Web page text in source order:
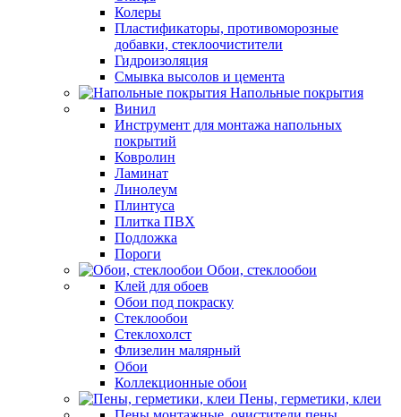
Колеры
Пластификаторы, противоморозные
добавки, стеклоочистители
Гидроизоляция
Смывка высолов и цемента
Напольные покрытия
Винил
Инструмент для монтажа напольных
покрытий
Ковролин
Ламинат
Линолеум
Плинтуса
Плитка ПВХ
Подложка
Пороги
Обои, стеклообои
Клей для обоев
Обои под покраску
Стеклообои
Стеклохолст
Флизелин малярный
Обои
Коллекционные обои
Пены, герметики, клеи